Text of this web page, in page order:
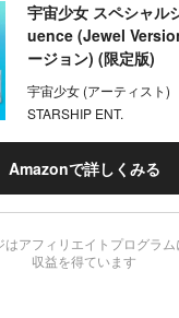
宇宙少女 スペシャル
uence (Jewel
ージョン) (限定版)
宇宙少女 (アーティスト)
STARSHIP ENT.
Amazonで詳しくみる
はアフィリエイトプログラム
収益を得ています